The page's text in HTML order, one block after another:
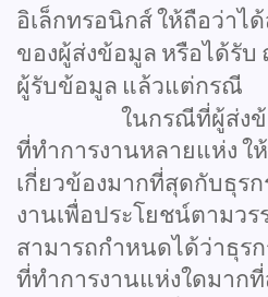
อิเล็กทรอนิกส์ให้ถือว่าได้
ของผู้ส่งข้อมูล หรือได้รับ
ผู้รับข้อมูล แล้วแต่กรณี
ในกรณีที่ผู้ส่ง
ที่ทำการงานหลายแห่ง ใ
เกี่ยวข้องมากที่สุดกับธุร
งานเพื่อประโยชน์ตามวร
สามารถกำหนดได้ว่าธุร
ที่ทำการงานแห่งใดมาก